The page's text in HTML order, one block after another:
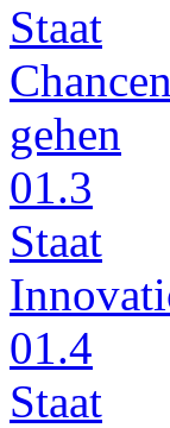
Staat
ge­hen
01.3
Staat
01.4
Staat